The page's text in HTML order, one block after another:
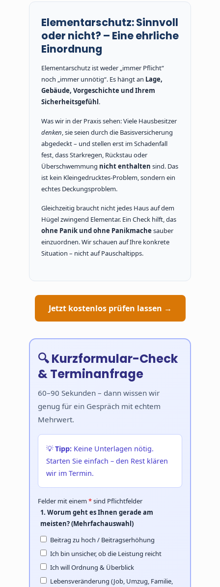
Elementarschutz: Sinnvoll
oder nicht? – Eine ehrliche
Einordnung
Elementarschutz ist weder „immer Pflicht“
noch „immer unnötig“. Es hängt an Lage,
Gebäude, Vorgeschichte und Ihrem
Sicherheitsgefühl.
Was wir in der Praxis sehen: Viele Hausbesitzer
denken , sie seien durch die Basisversicherung
abgedeckt – und stellen erst im Schadenfall
fest, dass Starkregen, Rückstau oder
Überschwemmung nicht enthalten sind. Das
ist kein Kleingedrucktes-Problem, sondern ein
echtes Deckungsproblem.
Gleichzeitig braucht nicht jedes Haus auf dem
Hügel zwingend Elementar. Ein Check hilft, das
ohne Panik und ohne Panikmache sauber
einzuordnen. Wir schauen auf Ihre konkrete
Situation – nicht auf Pauschaltipps.
Jetzt kostenlos prüfen lassen →
🔍 Kurzformular-Check
& Terminanfrage
60–90 Sekunden – dann wissen wir
genug für ein Gespräch mit echtem
Mehrwert.
💡Tipp: Keine Unterlagen nötig.
Starten Sie einfach – den Rest klären
wir im Termin.
Felder mit einem*sind Pflichtfelder
1. Worum geht es Ihnen gerade am
meisten? (Mehrfachauswahl)
Beitrag zu hoch / Beitragserhöhung
Ich bin unsicher, ob die Leistung reicht
Ich will Ordnung & Überblick
Lebensveränderung (Job, Umzug, Familie,